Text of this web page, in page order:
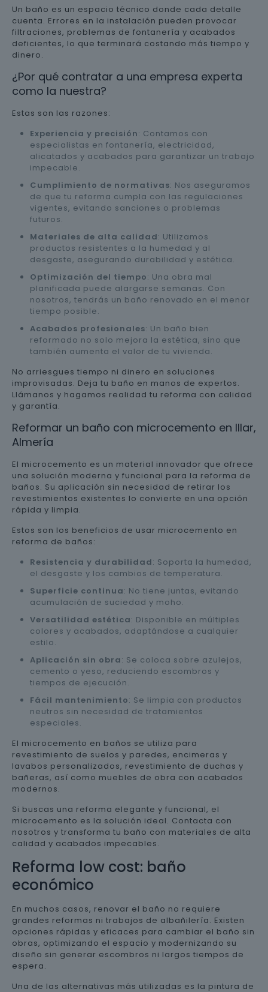
Un baño es un espacio técnico donde cada detalle
cuenta. Errores en la instalación pueden provocar
filtraciones, problemas de fontanería y acabados
deficientes, lo que terminará costando más tiempo y
dinero.
¿Por qué contratar a una empresa experta
como la nuestra?
Estas son las razones:
Experiencia y precisión: Contamos con
especialistas en fontanería, electricidad,
alicatados y acabados para garantizar un trabajo
impecable.
Cumplimiento de normativas: Nos aseguramos
de que tu reforma cumpla con las regulaciones
vigentes, evitando sanciones o problemas
futuros.
Materiales de alta calidad: Utilizamos
productos resistentes a la humedad y al
desgaste, asegurando durabilidad y estética.
Optimización del tiempo: Una obra mal
planificada puede alargarse semanas. Con
nosotros, tendrás un baño renovado en el menor
tiempo posible.
Acabados profesionales: Un baño bien
reformado no solo mejora la estética, sino que
también aumenta el valor de tu vivienda.
No arriesgues tiempo ni dinero en soluciones
improvisadas. Deja tu baño en manos de expertos.
Llámanos y hagamos realidad tu reforma con calidad
y garantía.
Reformar un baño con microcemento en Illar,
Almería
El microcemento es un material innovador que ofrece
una solución moderna y funcional para la reforma de
baños. Su aplicación sin necesidad de retirar los
revestimientos existentes lo convierte en una opción
rápida y limpia.
Estos son los beneficios de usar microcemento en
reforma de baños:
Resistencia y durabilidad: Soporta la humedad,
el desgaste y los cambios de temperatura.
Superficie continua: No tiene juntas, evitando
acumulación de suciedad y moho.
Versatilidad estética: Disponible en múltiples
colores y acabados, adaptándose a cualquier
estilo.
Aplicación sin obra: Se coloca sobre azulejos,
cemento o yeso, reduciendo escombros y
tiempos de ejecución.
Fácil mantenimiento: Se limpia con productos
neutros sin necesidad de tratamientos
especiales.
El microcemento en baños se utiliza para
revestimiento de suelos y paredes, encimeras y
lavabos personalizados, revestimiento de duchas y
bañeras, así como muebles de obra con acabados
modernos.
Si buscas una reforma elegante y funcional, el
microcemento es la solución ideal. Contacta con
nosotros y transforma tu baño con materiales de alta
calidad y acabados impecables.
Reforma low cost: baño
económico
En muchos casos, renovar el baño no requiere
grandes reformas ni trabajos de albañilería. Existen
opciones rápidas y eficaces para cambiar el baño sin
obras, optimizando el espacio y modernizando su
diseño sin generar escombros ni largos tiempos de
espera.
Una de las alternativas más utilizadas es la pintura de